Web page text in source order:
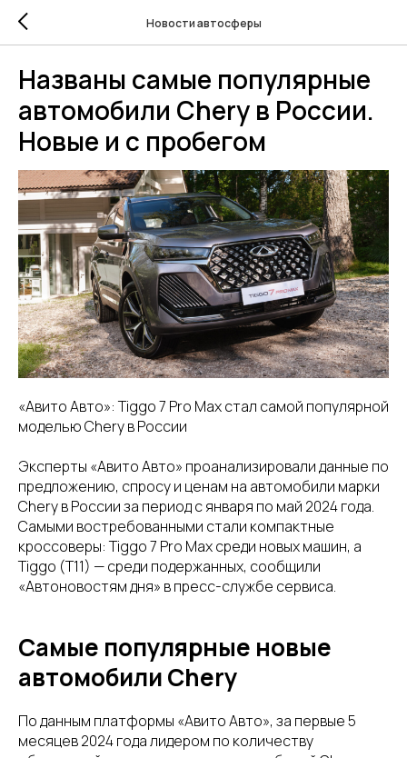
Новости автосферы
Названы самые популярные
автомобили Chery в России.
Новые и с пробегом
«Авито Авто»: Tiggo 7 Pro Max стал самой популярной
моделью Chery в России
Эксперты «Авито Авто» проанализировали данные по
предложению, спросу и ценам на автомобили марки
Chery в России за период с января по май 2024 года.
Самыми востребованными стали компактные
кроссоверы: Tiggo 7 Pro Max среди новых машин, а
Tiggo (T11) — среди подержанных, сообщили
«Автоновостям дня» в пресс-службе сервиса.
Самые популярные новые
автомобили Chery
По данным платформы «Авито Авто», за первые 5
месяцев 2024 года лидером по количеству